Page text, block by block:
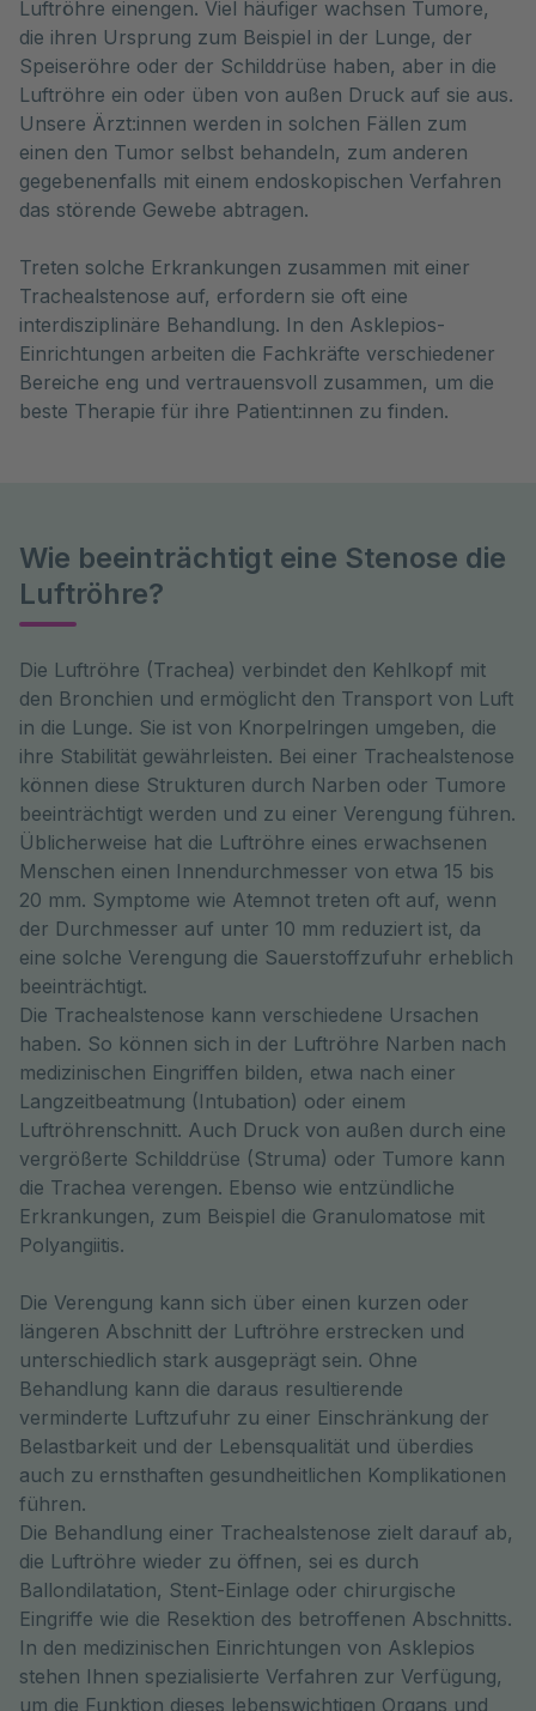
Luftröhre einengen. Viel häufiger wachsen Tumore,
die ihren Ursprung zum Beispiel in der Lunge, der
Speiseröhre oder der Schilddrüse haben, aber in die
Luftröhre ein oder üben von außen Druck auf sie aus.
Unsere Ärzt:innen werden in solchen Fällen zum
einen den Tumor selbst behandeln, zum anderen
gegebenenfalls mit einem endoskopischen Verfahren
das störende Gewebe abtragen.
Treten solche Erkrankungen zusammen mit einer
Trachealstenose auf, erfordern sie oft eine
interdisziplinäre Behandlung. In den Asklepios-
Einrichtungen arbeiten die Fachkräfte verschiedener
Bereiche eng und vertrauensvoll zusammen, um die
beste Therapie für ihre Patient:innen zu finden.
Wie beeinträchtigt eine Stenose die
Luftröhre?
Die Luftröhre (Trachea) verbindet den Kehlkopf mit
den Bronchien und ermöglicht den Transport von Luft
in die Lunge. Sie ist von Knorpelringen umgeben, die
ihre Stabilität gewährleisten. Bei einer Trachealstenose
können diese Strukturen durch Narben oder Tumore
beeinträchtigt werden und zu einer Verengung führen.
Üblicherweise hat die Luftröhre eines erwachsenen
Menschen einen Innendurchmesser von etwa 15 bis
20 mm. Symptome wie Atemnot treten oft auf, wenn
der Durchmesser auf unter 10 mm reduziert ist, da
eine solche Verengung die Sauerstoffzufuhr erheblich
beeinträchtigt.
Die Trachealstenose kann verschiedene Ursachen
haben. So können sich in der Luftröhre Narben nach
medizinischen Eingriffen bilden, etwa nach einer
Langzeitbeatmung (Intubation) oder einem
Luftröhrenschnitt. Auch Druck von außen durch eine
vergrößerte Schilddrüse (Struma) oder Tumore kann
die Trachea verengen. Ebenso wie entzündliche
Erkrankungen, zum Beispiel die Granulomatose mit
Die Verengung kann sich über einen kurzen oder
längeren Abschnitt der Luftröhre erstrecken und
unterschiedlich stark ausgeprägt sein. Ohne
Behandlung kann die daraus resultierende
verminderte Luftzufuhr zu einer Einschränkung der
Belastbarkeit und der Lebensqualität und überdies
auch zu ernsthaften gesundheitlichen Komplikationen
führen.
Die Behandlung einer Trachealstenose zielt darauf ab,
die Luftröhre wieder zu öffnen, sei es durch
Ballondilatation, Stent-Einlage oder chirurgische
Eingriffe wie die Resektion des betroffenen Abschnitts.
In den medizinischen Einrichtungen von Asklepios
stehen Ihnen spezialisierte Verfahren zur Verfügung,
um die Funktion dieses lebenswichtigen Organs und